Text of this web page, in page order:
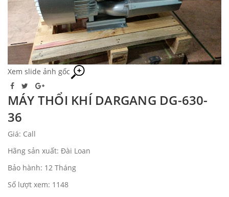
Xem slide ảnh gốc
MÁY THỔI KHÍ DARGANG DG-630-
36
Giá: Call
Hãng sản xuất: Đài Loan
Bảo hành: 12 Tháng
Số lượt xem: 1148